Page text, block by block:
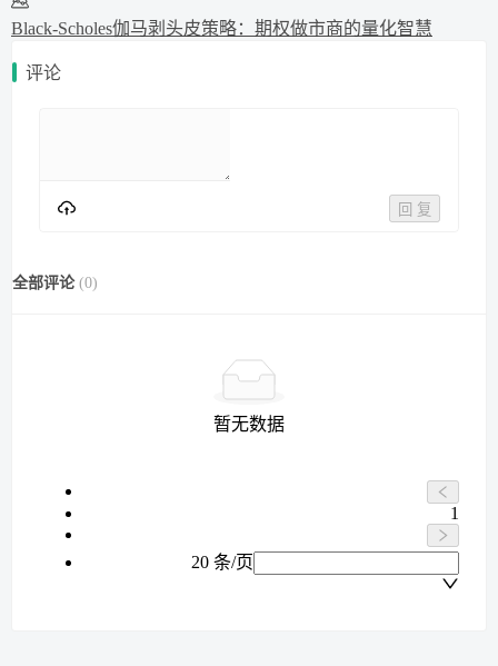
Black-Scholes伽马剥头皮策略：期权做市商的量化智慧
评论
回 复
全部评论 (0)
暂无数据
1
20 条/页